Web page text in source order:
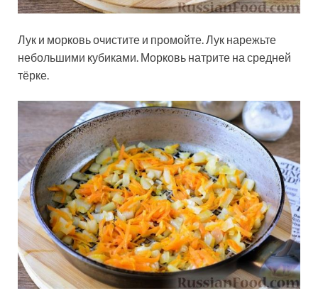
Лук и морковь очистите и промойте. Лук нарежьте
небольшими кубиками. Морковь натрите на средней
тёрке.